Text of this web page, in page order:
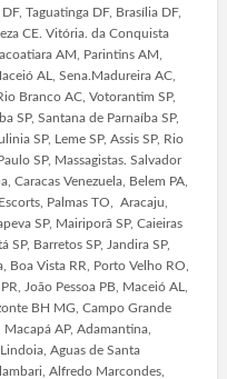
Taguatinga DF, Brasília DF,
CE. Vitória. da Conquista
AM, Parintins AM,
AL, Sena.Madureira AC,
Branco AC, Votorantim SP,
SP, Santana de Parnaíba SP,
SP, Leme SP, Assis SP, Rio
SP, Massagistas. Salvador
Caracas Venezuela, Belem PA,
Palmas TO, Aracaju,
SP, Mairiporã SP, Caieiras
SP, Barretos SP, Jandira SP,
Boa Vista RR, Porto Velho RO,
João Pessoa PB, Maceió AL,
BH MG, Campo Grande
AP, Adamantina,
Aguas de Santa
Alfredo Marcondes,